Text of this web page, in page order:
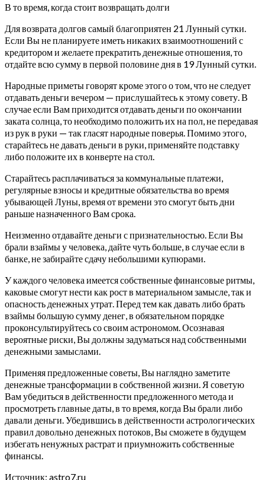
В то время, когда стоит возвращать долги
Для возврата долгов самый благоприятен 21 Лунный сутки.
Если Вы не планируете иметь никаких взаимоотношений с
кредитором и желаете прекратить денежные отношения, то
отдайте всю сумму в первой половине дня в 19 Лунный сутки.
Народные приметы говорят кроме этого о том, что не следует
отдавать деньги вечером — прислушайтесь к этому совету. В
случае если Вам приходится отдавать деньги по окончании
заката солнца, то необходимо положить их на пол, не передавая
из рук в руки — так гласят народные поверья. Помимо этого,
старайтесь не давать деньги в руки, применяйте подставку
либо положите их в конверте на стол.
Старайтесь расплачиваться за коммунальные платежи,
регулярные взносы и кредитные обязательства во время
убывающей Луны, время от времени это смогут быть дни
раньше назначенного Вам срока.
Неизменно отдавайте деньги с признательностью. Если Вы
брали взаймы у человека, дайте чуть больше, в случае если в
банке, не забирайте сдачу небольшими купюрами.
У каждого человека имеется собственные финансовые ритмы,
каковые смогут нести как рост в материальном замысле, так и
опасность денежных утрат. Перед тем как давать либо брать
взаймы большую сумму денег, в обязательном порядке
проконсультируйтесь со своим астрономом. Осознавая
вероятные риски, Вы должны задуматься над собственными
денежными замыслами.
Применяя предложенные советы, Вы наглядно заметите
денежные трансформации в собственной жизни. Я советую
Вам убедиться в действенности предложенного метода и
просмотреть главные даты, в то время, когда Вы брали либо
давали деньги. Убедившись в действенности астрологических
правил довольно денежных потоков, Вы сможете в будущем
избегать ненужных растрат и приумножить собственные
финансы.
Источник: astro7.ru